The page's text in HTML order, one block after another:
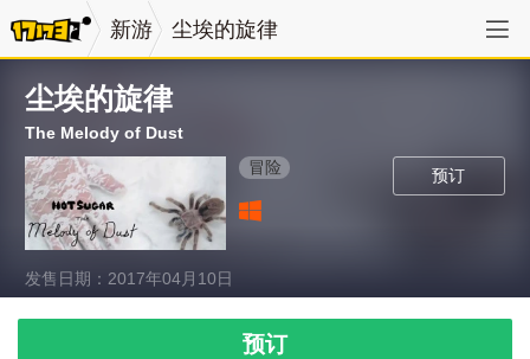
新游 尘埃的旋律
尘埃的旋律
The Melody of Dust
预订
冒险
发售日期：2017年04月10日
预订